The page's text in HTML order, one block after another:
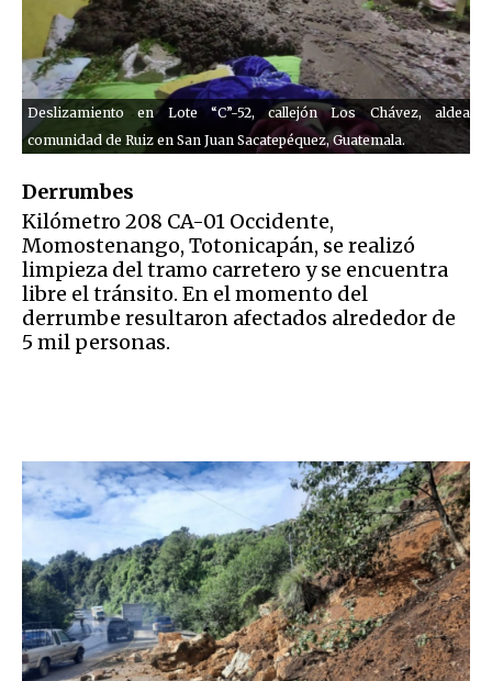
Deslizamiento en Lote “C”-52, callejón Los Chávez, aldea
comunidad de Ruiz en San Juan Sacatepéquez, Guatemala.
Derrumbes
Kilómetro 208 CA-01 Occidente,
Momostenango, Totonicapán, se realizó
limpieza del tramo carretero y se encuentra
libre el tránsito. En el momento del
derrumbe resultaron afectados alrededor de
5 mil personas.